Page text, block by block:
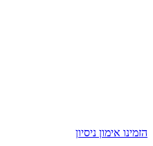
הזמינו אימון ניסיון